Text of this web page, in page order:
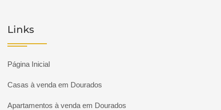
Links
Página Inicial
Casas à venda em Dourados
Apartamentos à venda em Dourados